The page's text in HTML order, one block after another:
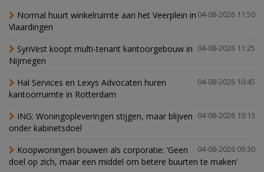
04-08-2026 11:50
Normal huurt winkelruimte aan het Veerplein in
Vlaardingen
04-08-2026 11:25
SynVest koopt multi-tenant kantoorgebouw in
Nijmegen
04-08-2026 10:45
Hal Services en Lexys Advocaten huren
kantoorruimte in Rotterdam
04-08-2026 10:13
ING: Woningopleveringen stijgen, maar blijven
onder kabinetsdoel
04-08-2026 09:30
Koopwoningen bouwen als corporatie: ‘Geen
doel op zich, maar een middel om betere buurten te maken’